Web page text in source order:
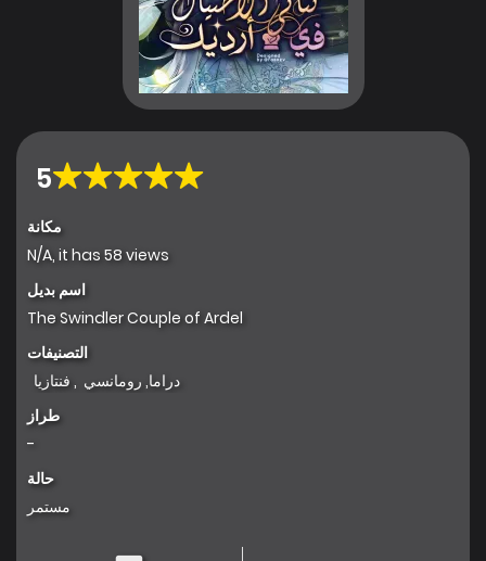
5
مكانة
N/A, it has 58 views
اسم بديل
The Swindler Couple of Ardel
التصنيفات
دراما, رومانسي , فنتازيا
طراز
-
حالة
مستمر